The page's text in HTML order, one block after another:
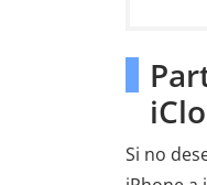
Si no